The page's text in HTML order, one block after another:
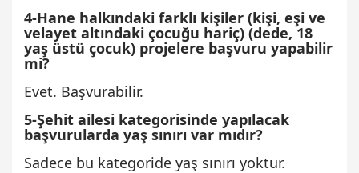
4-Hane halkındaki farklı kişiler (kişi, eşi ve
velayet altındaki çocuğu hariç) (dede, 18
yaş üstü çocuk) projelere başvuru yapabilir
mi?
Evet. Başvurabilir.
5-Şehit ailesi kategorisinde yapılacak
başvurularda yaş sınırı var mıdır?
Sadece bu kategoride yaş sınırı yoktur.